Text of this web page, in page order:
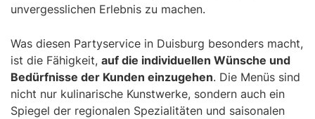
unvergesslichen Erlebnis zu machen.
Was diesen Partyservice in Duisburg besonders macht,
ist die Fähigkeit, auf die individuellen Wünsche und
Bedürfnisse der Kunden einzugehen. Die Menüs sind
nicht nur kulinarische Kunstwerke, sondern auch ein
Spiegel der regionalen Spezialitäten und saisonalen